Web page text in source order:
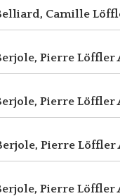
Camille
Pierre Löffler
Pierre Löffler
Pierre Löffler
Pierre Löffler